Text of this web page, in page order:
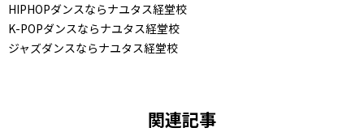
HIPHOPダンスならナユタス経堂校
K-POPダンスならナユタス経堂校
ジャズダンスならナユタス経堂校
関連記事